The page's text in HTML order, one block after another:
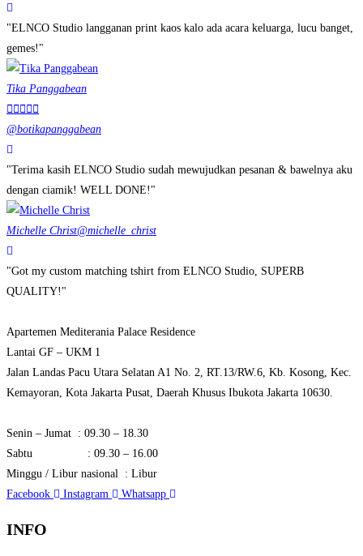
"ELNCO Studio langganan print kaos kalo ada acara keluarga, lucu banget,
gemes!"
Tika Panggabean
    
@botikapanggabean
"Terima kasih ELNCO Studio sudah mewujudkan pesanan & bawelnya aku
dengan ciamik! WELL DONE!"
Michelle Christ@michelle_christ
"Got my custom matching tshirt from ELNCO Studio, SUPERB
QUALITY!"
Apartemen Mediterania Palace Residence
Lantai GF – UKM 1
Jalan Landas Pacu Utara Selatan A1 No. 2, RT.13/RW.6, Kb. Kosong, Kec.
Kemayoran, Kota Jakarta Pusat, Daerah Khusus Ibukota Jakarta 10630.
Senin – Jumat : 09.30 – 18.30
Sabtu : 09.30 – 16.00
Minggu / Libur nasional : Libur
Facebook
Instagram Whatsapp
INFO